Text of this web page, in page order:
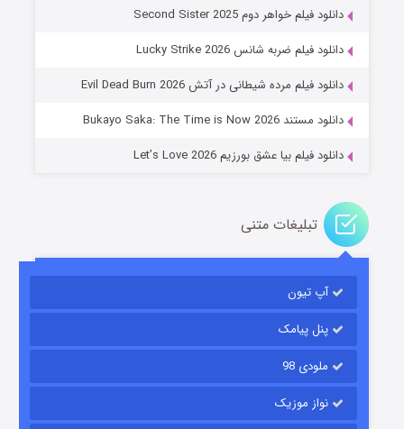
جادوگری در مغولستان
باب اسفنجی فصل ۱۷
قسمت۶ (زیرنویس) منتشر شد
دانلود فیلم خواهر دوم Second Sister 2025
دانلود فیلم ضربه شانس Lucky Strike 2026
دانلود فیلم مرده شیطانی در آتش Evil Dead Burn 2026
دانلود مستند Bukayo Saka: The Time is Now 2026
دانلود فیلم بیا عشق بورزیم Let’s Love 2026
تبلیغات متنی
آپ تیون
پنل پیامک
ملودی 98
نواز موزیک